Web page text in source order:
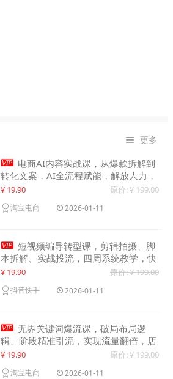
 更多
 电商AI内容实战课，从爆款拆解到
转化文案，AI全流程赋能，解放人力，
单月节省内容成本数万元
¥ 19.90 原价: ¥ 199.00
淘宝电商 2026-01-11
 短视频编导转型课，剪辑拍摄、脚
本拆解、实战投流，四周系统教学，快
速入行月入2w+
¥ 19.90 原价: ¥ 199.00
抖音快手 2026-01-11
 无界关键词爆流课，破局布局逻
辑、阶段精准引流，实现流量翻倍，店
铺业绩增长50%+
¥ 19.90 原价: ¥ 199.00
淘宝电商 2026-01-11